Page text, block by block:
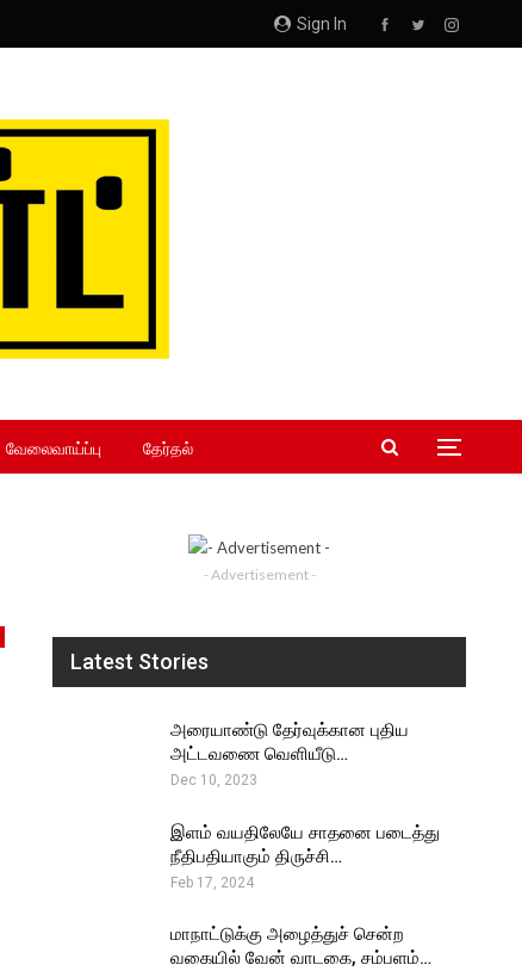
Sign In
வேலைவாய்ப்பு தேர்தல்
- Advertisement -
Latest Stories
அரையாண்டு தேர்வுக்கான புதிய
அட்டவணை வெளியீடு…
Dec 10, 2023
இளம் வயதிலேயே சாதனை படைத்து
நீதிபதியாகும் திருச்சி…
Feb 17, 2024
மாநாட்டுக்கு அழைத்துச் சென்ற
வகையில் வேன் வாடகை, சம்பளம்…